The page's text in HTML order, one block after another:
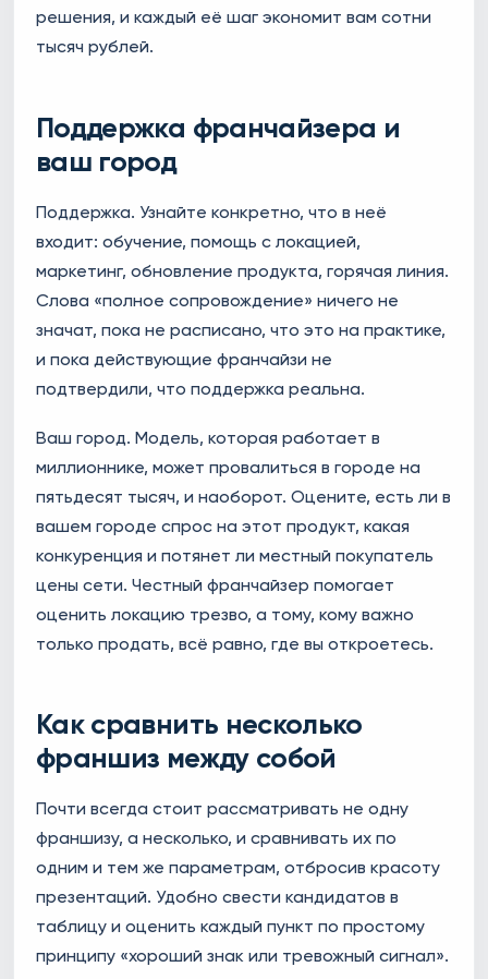
решения, и каждый её шаг экономит вам сотни
тысяч рублей.
Поддержка франчайзера и
ваш город
Поддержка. Узнайте конкретно, что в неё
входит: обучение, помощь с локацией,
маркетинг, обновление продукта, горячая линия.
Слова «полное сопровождение» ничего не
значат, пока не расписано, что это на практике,
и пока действующие франчайзи не
подтвердили, что поддержка реальна.
Ваш город. Модель, которая работает в
миллионнике, может провалиться в городе на
пятьдесят тысяч, и наоборот. Оцените, есть ли в
вашем городе спрос на этот продукт, какая
конкуренция и потянет ли местный покупатель
цены сети. Честный франчайзер помогает
оценить локацию трезво, а тому, кому важно
только продать, всё равно, где вы откроетесь.
Как сравнить несколько
франшиз между собой
Почти всегда стоит рассматривать не одну
франшизу, а несколько, и сравнивать их по
одним и тем же параметрам, отбросив красоту
презентаций. Удобно свести кандидатов в
таблицу и оценить каждый пункт по простому
принципу «хороший знак или тревожный сигнал».